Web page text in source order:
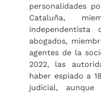
personalidades
Cataluña,
abogados,
agentes de la
2022, las
haber espiado a
judicial,